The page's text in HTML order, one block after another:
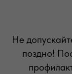
Не
поздно!